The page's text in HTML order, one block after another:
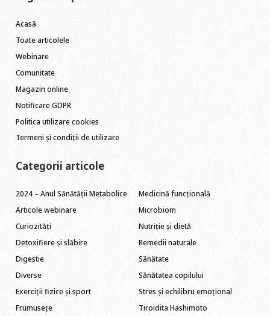
Acasă
Toate articolele
Webinare
Comunitate
Magazin online
Notificare GDPR
Politica utilizare cookies
Termeni și condiții de utilizare
Categorii articole
2024 – Anul Sănătății Metabolice
Articole webinare
Curiozități
Detoxifiere și slăbire
Digestie
Diverse
Exerciții fizice și sport
Frumusețe
Medicină funcțională
Microbiom
Nutriție și dietă
Remedii naturale
Sănătate
Sănătatea copilului
Stres și echilibru emoțional
Tiroidita Hashimoto